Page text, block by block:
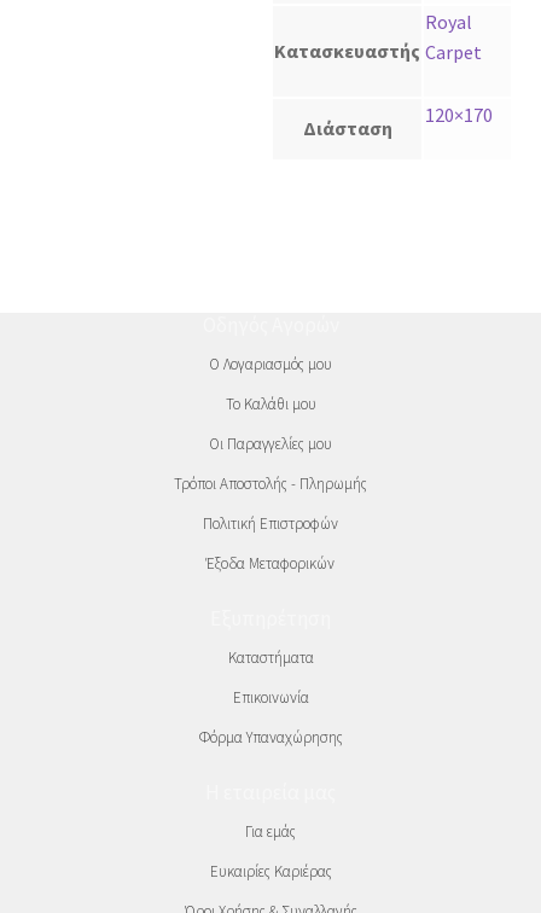
Κατασκευαστής
Royal
Carpet
Διάσταση
120×170
Ο Λογαριασμός μου
Το Καλάθι μου
Οι Παραγγελίες μου
Τρόποι Αποστολής - Πληρωμής
Πολιτική Επιστροφών
Έξοδα Μεταφορικών
Καταστήματα
Επικοινωνία
Φόρμα Υπαναχώρησης
Για εμάς
Ευκαιρίες Καριέρας